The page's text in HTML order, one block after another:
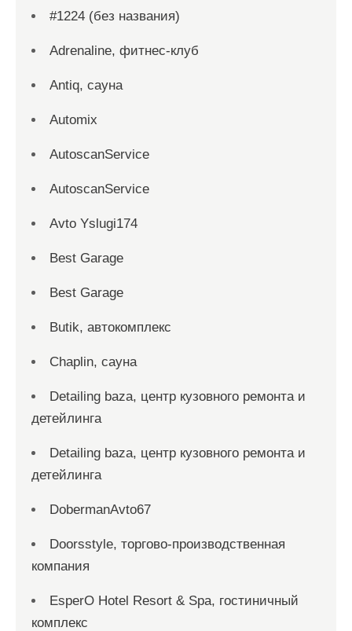
#1224 (без названия)
Adrenaline, фитнес-клуб
Antiq, сауна
Automix
AutoscanService
AutoscanService
Avto Yslugi174
Best Garage
Best Garage
Butik, автокомплекс
Chaplin, сауна
Detailing baza, центр кузовного ремонта и
детейлинга
Detailing baza, центр кузовного ремонта и
детейлинга
DobermanAvto67
Doorsstyle, торгово-производственная
компания
EsperO Hotel Resort & Spa, гостиничный
комплекс